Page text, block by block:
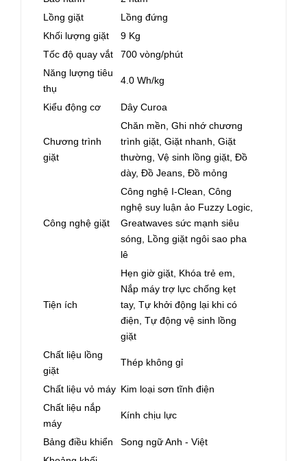
Lồng giặt
Lồng đứng
Khối lượng giặt
9 Kg
Tốc độ quay vắt
700 vòng/phút
Năng lượng tiêu
thụ
4.0 Wh/kg
Kiểu động cơ Dây Curoa
Chương trình
giặt
Chăn mền, Ghi nhớ chương
trình giặt, Giặt nhanh, Giặt
thường, Vệ sinh lồng giặt, Đồ
dày, Đồ Jeans, Đồ mỏng
Công nghệ giặt
Công nghệ I-Clean, Công
nghệ suy luận ảo Fuzzy Logic,
Greatwaves sức mạnh siêu
sóng, Lồng giặt ngôi sao pha
lê
Tiện ích
Hẹn giờ giặt, Khóa trẻ em,
Nắp máy trợ lực chống kẹt
tay, Tự khởi động lại khi có
điện, Tự động vệ sinh lồng
giặt
Chất liệu lồng
giặt
Thép không gỉ
Chất liệu vỏ máy Kim loại sơn tĩnh điện
Chất liệu nắp
máy
Kính chịu lực
Bảng điều khiển
Song ngữ Anh - Việt